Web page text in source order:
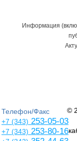
Информация
Телефон/Факс
+7 (343) 253-05-03
+7 (343) 253-80-16
©